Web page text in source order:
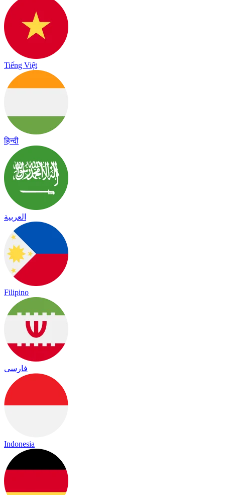
Tiếng Việt
हिन्दी
العربية
Filipino
فارسی
Indonesia